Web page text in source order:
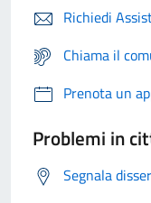
Richiedi
Chiama il
Prenota un
Problemi in
Segnala